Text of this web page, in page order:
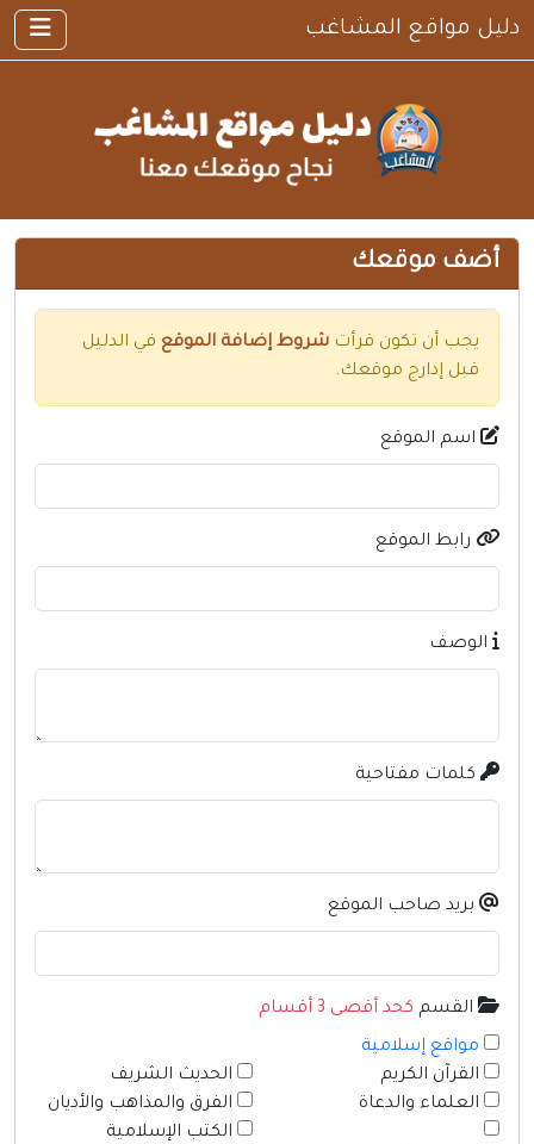
القوانين والشروط
سياسية الخصوصية
إنترنت وشبكات
دليل مواقع المشاغب
أضف موقعك
يجب أن تكون قرأت شروط إضافة الموقع في الدليل
قبل إدارج موقعك.
اسم الموقع
رابط الموقع
الوصف
كلمات مفتاحية
بريد صاحب الموقع
القسم كحد أقصى 3 أقسام
مواقع إسلامية
القرآن الكريم
الحديث الشريف
العلماء والدعاة
الفرق والمذاهب والأديان
الكتب الإسلامية